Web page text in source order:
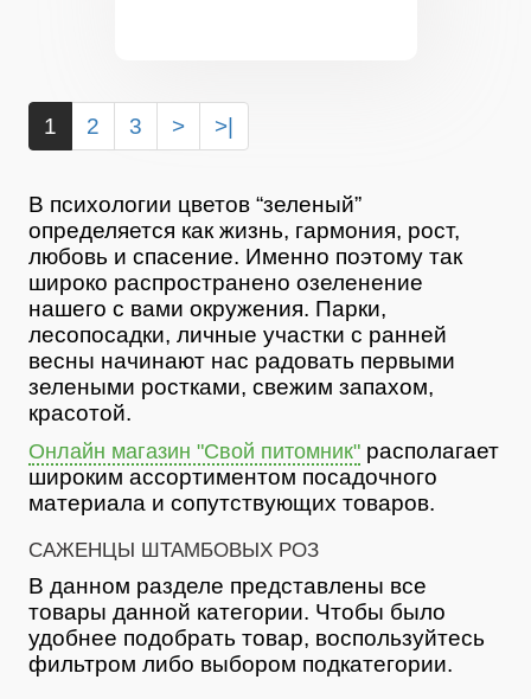
1 2 3 > >|
В психологии цветов “зеленый”
определяется как жизнь, гармония, рост,
любовь и спасение. Именно поэтому так
широко распространено озеленение
нашего с вами окружения. Парки,
лесопосадки, личные участки с ранней
весны начинают нас радовать первыми
зелеными ростками, свежим запахом,
красотой.
Онлайн магазин "Свой питомник" располагает
широким ассортиментом посадочного
материала и сопутствующих товаров.
САЖЕНЦЫ ШТАМБОВЫХ РОЗ
В данном разделе представлены все
товары данной категории. Чтобы было
удобнее подобрать товар, воспользуйтесь
фильтром либо выбором подкатегории.